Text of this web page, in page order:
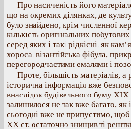
Про насиченість його
що на окремих ділянках, де
було знайдено, крім численної
кількість оригінальних
серед яких і такі рідкісні, як
хороса, візантійська фібула,
перегородчастими емалями і
Проте, більшість матеріалів,
історична інформація вже
внаслідок будівельного буму
залишилося не так вже багато, як
сьогодні вже не припустимо, щоб
XX ст. остаточно знищив ті